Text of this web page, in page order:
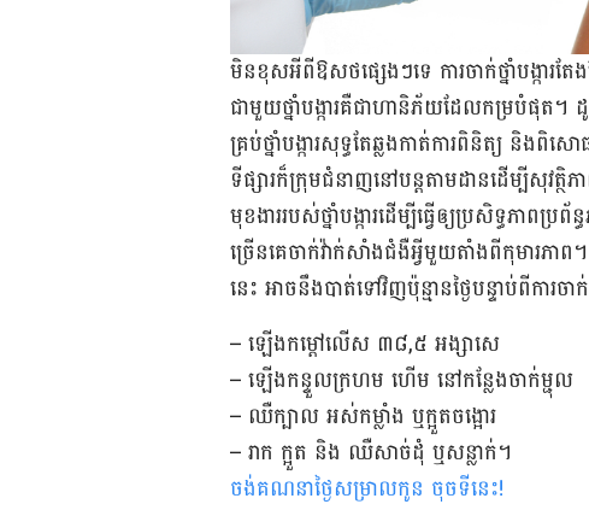
មិន​ខុស​អី​ពី​ឱសថ​ផ្សេងៗ​ទេ ការ​ចាក់​ថ្នាំ​បង្ការ​
ជាមួយ​ថ្នាំ​បង្ការ​គឺ​ជា​ហានិភ័យ​ដែលកម្រ​បំផុត។ ដូ
គ្រប់​ថ្នាំ​បង្ការ​សុទ្ធ​តែ​ឆ្លង​កាត់​ការ​ពិនិត្យ និ
ទីផ្សារ​ក៏​ក្រុម​ជំនាញនៅ​បន្ត​តាម​ដាន​ដើម្បី​សុវត្ថិភ
មុខងារ​របស់​ថ្នាំ​បង្ការ​ដើម្បី​ធ្វើ​ឲ្យ​ប្រសិទ្ធភាព​
ច្រើន​គេ​ចាក់​វ៉ាក់សាំង​ជំងឺ​អ្វី​មួយ​តាំង​ពី​កុមារភាព
នេះ អាច​នឹង​បាត់​ទៅ​វិញ​​ប៉ុន្មាន​ថ្ងៃ​បន្ទាប់​ពី​ការ​ចាក់​
– ឡើង​កម្ដៅ​លើស ៣៨,៥ អង្សាសេ
– ឡើង​កន្ទួល​ក្រហម ​ហើម នៅ​កន្លែង​ចាក់​ម្ជុល
– ឈឺក្បាល ​អស់​កម្លាំង ឬ​ក្អួត​ចង្អោរ
– រាក ក្អួត ​និង​ ឈឺ​សាច់ដុំ ឬ​សន្លាក់។
ចង់គណនាថ្ងៃសម្រាលកូន ចុចទីនេះ!